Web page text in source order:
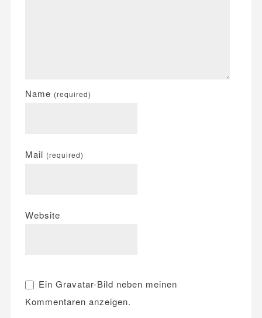
Name (required)
Mail (required)
Website
Ein Gravatar-Bild neben meinen
Kommentaren anzeigen.